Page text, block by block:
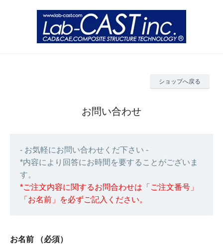
ショップへ戻る
お問い合わせ
- お気軽にお問い合わせくだ下さい -
*内容により回答にお時間を要することがございま
す。
*ご注文内容に関するお問合わせは「ご注文番号」
「お名前」を必ずご記入ください。
お名前 （必須）